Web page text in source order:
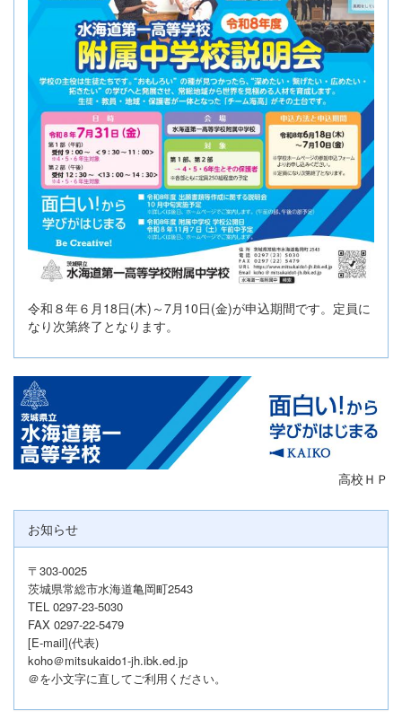
令和８年６月18日(木)～7月10日(金)が申込期間です。定員に
なり次第終了となります。
高校ＨＰ
お知らせ
〒303-0025
茨城県常総市水海道亀岡町2543
TEL 0297-23-5030
FAX 0297-22-5479
[E-mail](代表)
koho＠mitsukaido1-jh.ibk.ed.jp
＠を小文字に直してご利用ください。